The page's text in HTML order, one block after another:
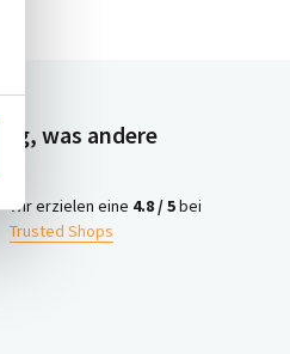
was andere
Wir erzielen eine 4.8 / 5bei
Trusted Shops